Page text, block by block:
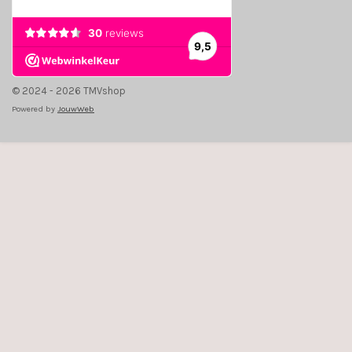
© 2024 - 2026 TMVshop
Powered by JouwWeb